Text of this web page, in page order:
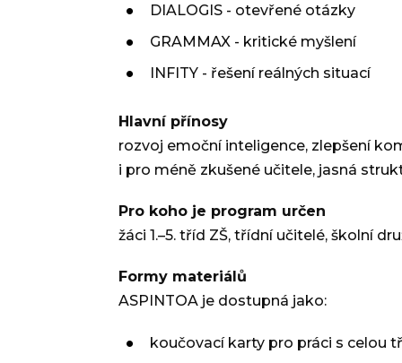
DIALOGIS - otevřené otázky
GRAMMAX - kritické myšlení
INFITY - řešení reálných situací
Hlavní přínosy
rozvoj emoční inteligence, zlepšení
i pro méně zkušené učitele, jasná
Pro koho je program určen
žáci 1.–5. tříd ZŠ, třídní učitelé, školní
Formy materiálů
ASPINTOA je dostupná jako:
koučovací karty pro práci s celou